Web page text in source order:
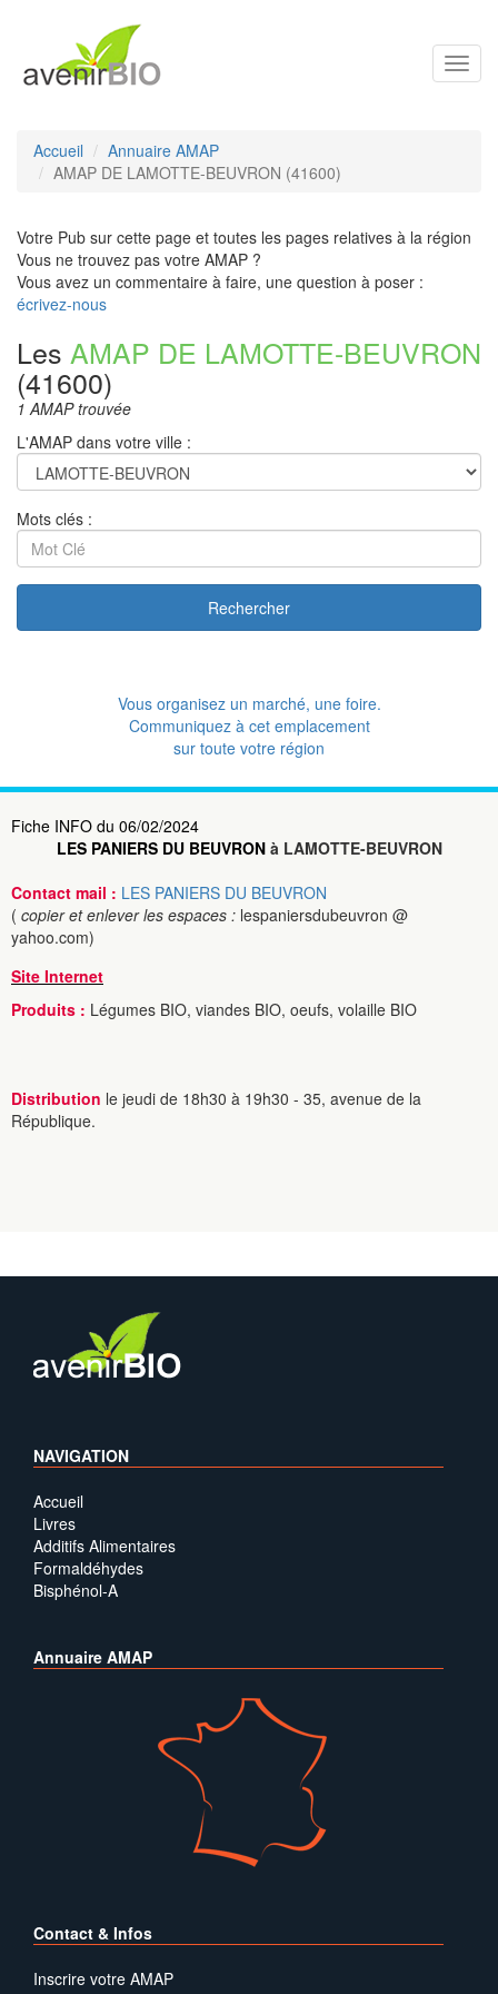
Accueil
Annuaire AMAP
AMAP DE LAMOTTE-BEUVRON (41600)
Votre Pub sur cette page et toutes les pages relatives à la région
Vous ne trouvez pas votre AMAP ?
Vous avez un commentaire à faire, une question à poser :
écrivez-nous
Les AMAP DE LAMOTTE-BEUVRON
(41600)
1 AMAP trouvée
L'AMAP dans votre ville :
Mots clés :
Rechercher
Vous organisez un marché, une foire.
Communiquez à cet emplacement
sur toute votre région
Fiche INFO du 06/02/2024
LES PANIERS DU BEUVRONà LAMOTTE-BEUVRON
Contact mail : LES PANIERS DU BEUVRON
( copier et enlever les espaces : lespaniersdubeuvron @
yahoo.com)
Site Internet
Produits : Légumes BIO, viandes BIO, oeufs, volaille BIO
Distribution le jeudi de 18h30 à 19h30 - 35, avenue de la
République.
NAVIGATION
Accueil
Livres
Additifs Alimentaires
Formaldéhydes
Bisphénol-A
Annuaire AMAP
Contact & Infos
Inscrire votre AMAP